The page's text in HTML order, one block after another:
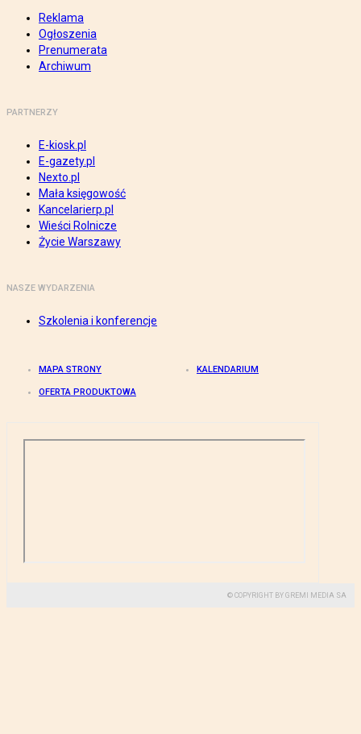
Reklama
Ogłoszenia
Prenumerata
Archiwum
PARTNERZY
E-kiosk.pl
E-gazety.pl
Nexto.pl
Mała księgowość
Kancelarierp.pl
Wieści Rolnicze
Życie Warszawy
NASZE WYDARZENIA
Szkolenia i konferencje
MAPA STRONY KALENDARIUM
OFERTA PRODUKTOWA
© COPYRIGHT BY GREMI MEDIA SA